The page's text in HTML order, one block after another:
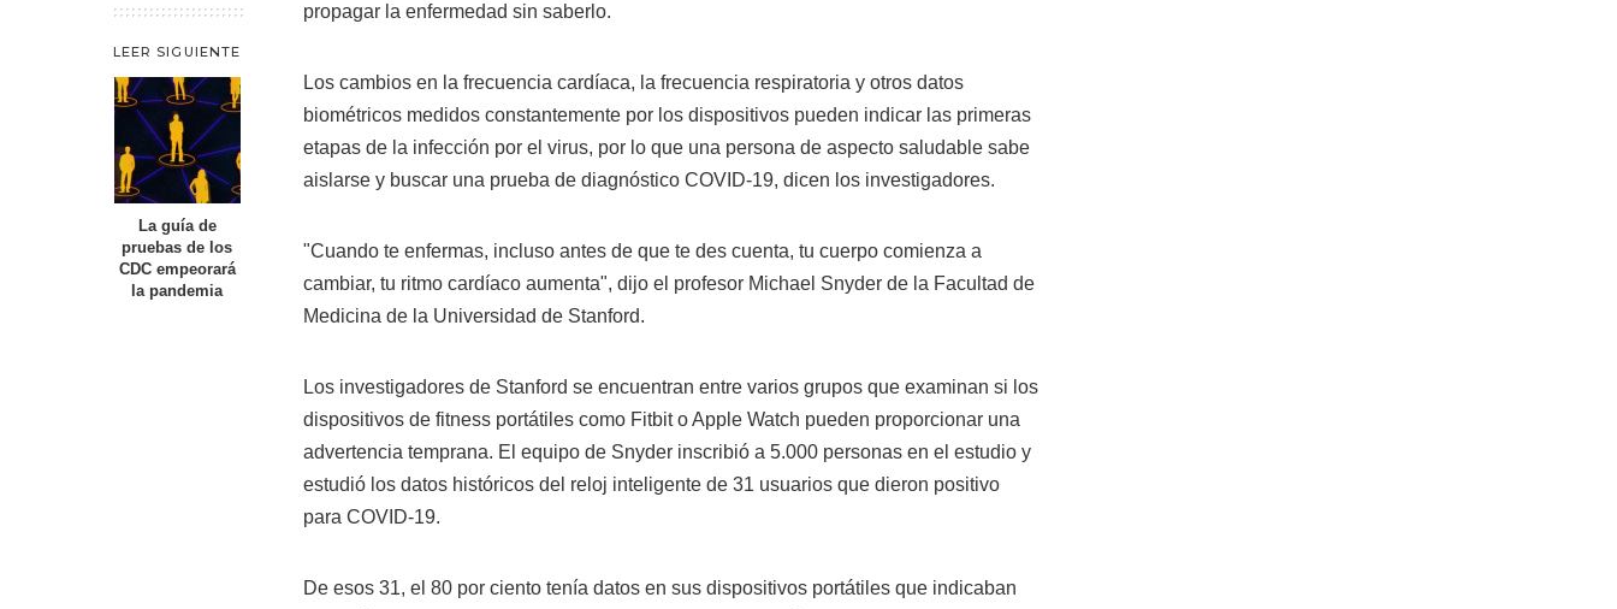
LEER SIGUIENTE
La guía de
pruebas de los
CDC empeorará
la pandemia
propagar la enfermedad sin saberlo.
Los cambios en la frecuencia cardíaca, la frecuencia respiratoria y otros datos
biométricos medidos constantemente por los dispositivos pueden indicar las primeras
etapas de la infección por el virus, por lo que una persona de aspecto saludable sabe
aislarse y buscar una prueba de diagnóstico COVID-19, dicen los investigadores.
"Cuando te enfermas, incluso antes de que te des cuenta, tu cuerpo comienza a
cambiar, tu ritmo cardíaco aumenta", dijo el profesor Michael Snyder de la Facultad de
Medicina de la Universidad de Stanford.
Los investigadores de Stanford se encuentran entre varios grupos que examinan si los
dispositivos de fitness portátiles como Fitbit o Apple Watch pueden proporcionar una
advertencia temprana. El equipo de Snyder inscribió a 5.000 personas en el estudio y
estudió los datos históricos del reloj inteligente de 31 usuarios que dieron positivo
para COVID-19.
De esos 31, el 80 por ciento tenía datos en sus dispositivos portátiles que indicaban